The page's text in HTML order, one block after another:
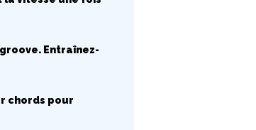
Entraînez-
chords pour